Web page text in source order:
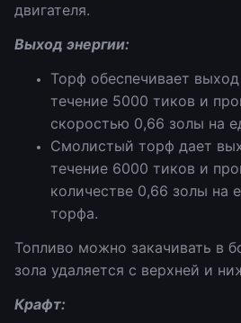
двигателя.
Выход энергии:
Торф обеспечивает выход
течение 5000 тиков и
скоростью 0,66 золы на
Смолистый торф дает
течение 6000 тиков и
количестве 0,66 золы на
торфа.
Топливо можно закачивать в
зола удаляется с верхней и
Крафт: